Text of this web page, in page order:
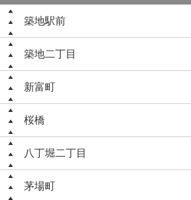
築地駅前
築地二丁目
新富町
桜橋
八丁堀二丁目
茅場町